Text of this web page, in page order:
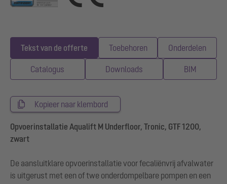
Tekst van de offerte Toebehoren Onderdelen
Catalogus Downloads BIM
Kopieer naar klembord
Opvoerinstallatie Aqualift M Underfloor, Tronic, GTF 1200,
zwart
De aansluitklare opvoerinstallatie voor fecaliënvrij afvalwater
is uitgerust met een of twe onderdompelbare pompen en een